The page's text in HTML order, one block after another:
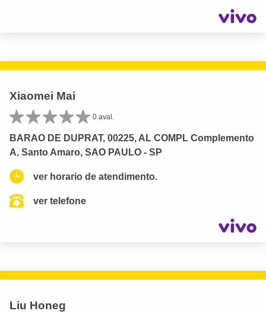
Xiaomei Mai
0 aval.
BARAO DE DUPRAT, 00225, AL COMPL Complemento
A, Santo Amaro, SAO PAULO - SP
ver horario de atendimento.
ver telefone
Liu Honeg